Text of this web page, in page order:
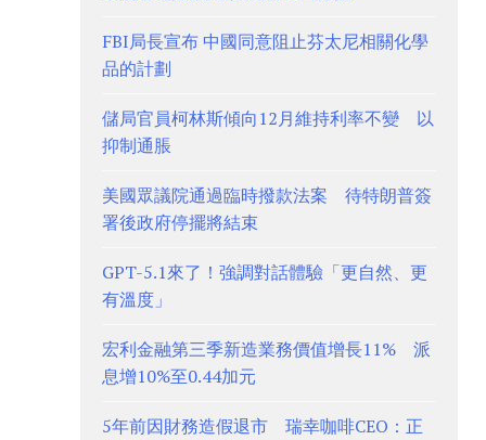
FBI局長宣布 中國同意阻止芬太尼相關化學
品的計劃
儲局官員柯林斯傾向12月維持利率不變 以
抑制通脹
美國眾議院通過臨時撥款法案 待特朗普簽
署後政府停擺將結束
GPT-5.1來了！強調對話體驗「更自然、更
有溫度」
宏利金融第三季新造業務價值增長11% 派
息增10%至0.44加元
5年前因財務造假退市 瑞幸咖啡CEO：正